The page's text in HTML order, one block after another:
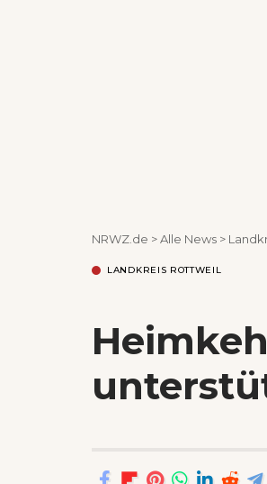
NRWZ.de >Alle News >
LANDKREIS ROTTWEIL